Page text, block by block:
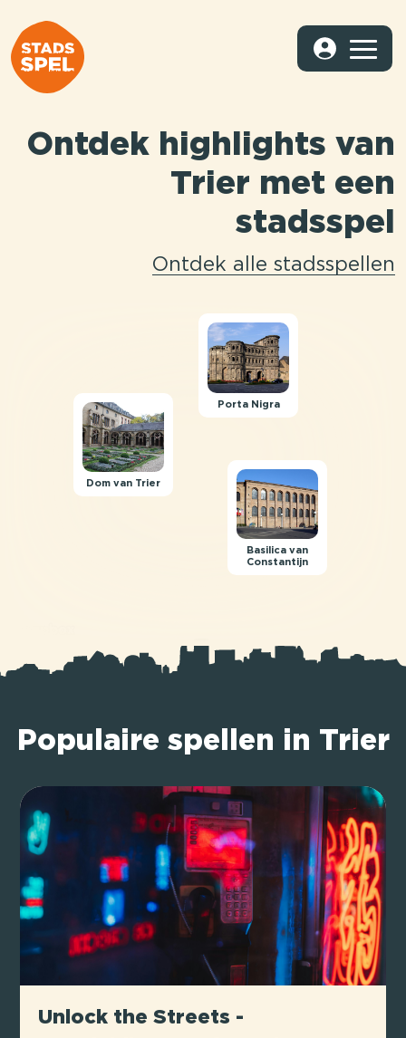
Ontdek highlights van
Trier met een
stadsspel
Ontdek alle stadsspellen
Porta Nigra
Dom van Trier
Basilica van
Constantijn
Populaire spellen in Trier
Unlock the Streets -